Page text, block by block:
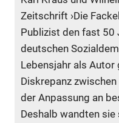
Zeitschrift ›Die
Publizist den fast 50
deutschen
Lebensjahr als Autor
Diskrepanz
der Anpassung an
Deshalb wandten